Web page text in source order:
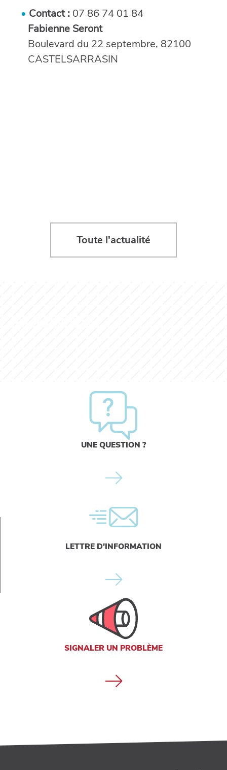
Contact : 07 86 74 01 84
Fabienne Seront
Boulevard du 22 septembre, 82100
CASTELSARRASIN
Toute l'actualité
UNE QUESTION ?
LETTRE D'INFORMATION
SIGNALER UN PROBLÈME